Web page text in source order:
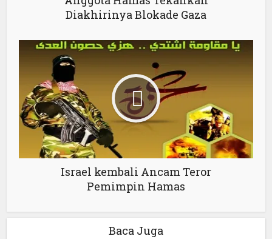
Diakhirinya Blokade Gaza
Israel kembali Ancam Teror
Pemimpin Hamas
Baca Juga